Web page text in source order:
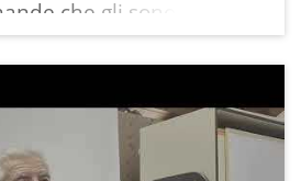
che gli sono state
disparati della vita
tempo a Sarche ed
stupore similitudini e
precedente
chi era poco più